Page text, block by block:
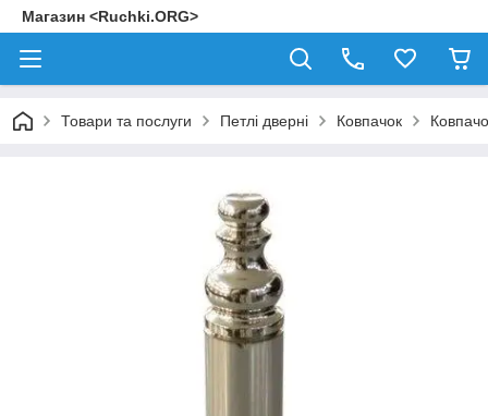
Магазин <Ruchki.ORG>
Товари та послуги Петлі дверні Ковпачок